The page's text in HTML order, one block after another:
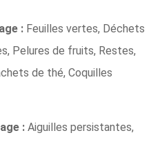
: Feuilles vertes, Déchets
Pelures de fruits, Restes,
de thé, Coquilles
: Aiguilles persistantes,